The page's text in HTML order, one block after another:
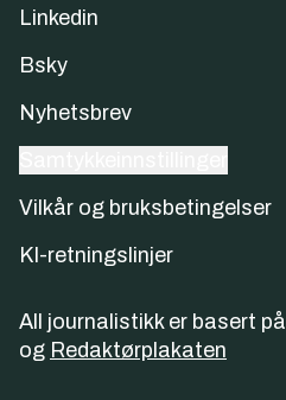
Linkedin
Bsky
Nyhetsbrev
Vilkår og bruksbetingelser
KI-retningslinjer
All journalistikk er basert på
og Redaktørplakaten